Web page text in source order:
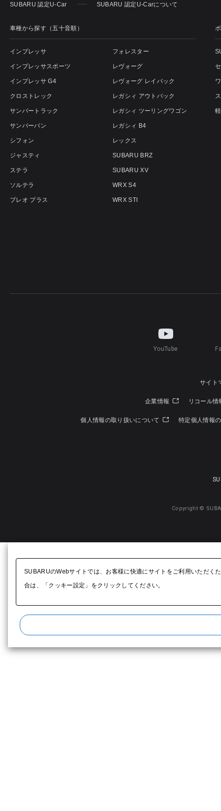
SUBARU 認定U-Car SUBARU 認定U-Carについて
車種から探す（五十音順）
インプレッサ
インプレッサスポーツ
インプレッサ G4
クロストレック
サンバートラック
サンバーバン
シフォン
ジャスティ
ステラ
ソルテラ
プレオ プラス
フォレスター
レヴォーグ
レヴォーグ レイバック
レガシィ アウトバック
レガシィ ツーリングワゴン
レガシィ B4
レックス
SUBARU BRZ
SUBARU XV
WRX S4
WRX STI
YouTube
サイト
企業情報 リコール
個人情報の取り扱いについて 特定個人情報
Copyright ©
SUBARUのWebサイトでは、お客様に快適にサイトをご利用いただく
合は、「クッキー設定」をクリックしてください。​